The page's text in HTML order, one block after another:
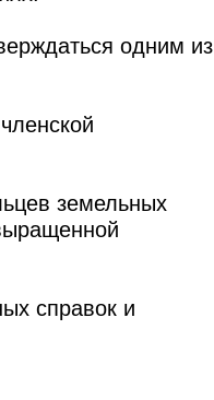
одним из
земельных
справок и